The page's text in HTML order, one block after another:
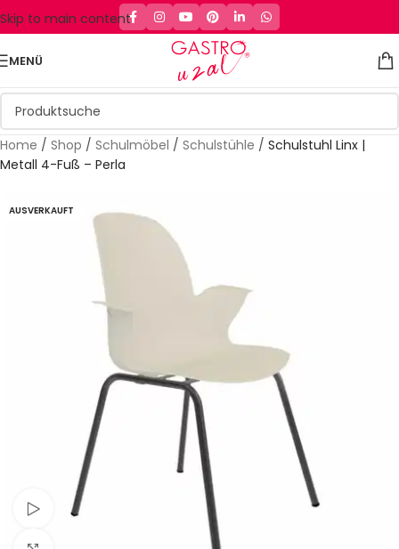
Skip to main content
MENÜ
Home / Shop / Schulmöbel / Schulstühle / Schulstuhl Linx |
Metall 4-Fuß – Perla
AUSVERKAUFT
Schau Video